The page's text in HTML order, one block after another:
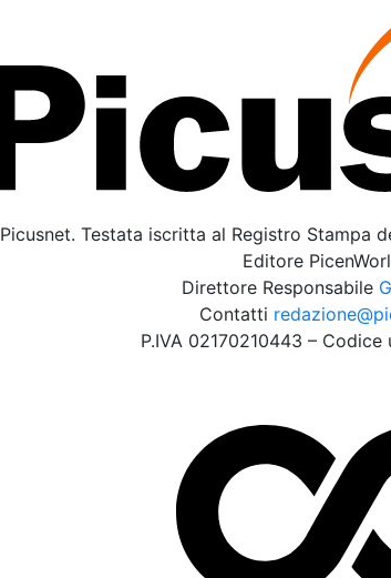
Picusnet. Testata iscritta al Registro Stampa
Editore
Direttore Responsabile
Contatti
P.IVA 02170210443 –